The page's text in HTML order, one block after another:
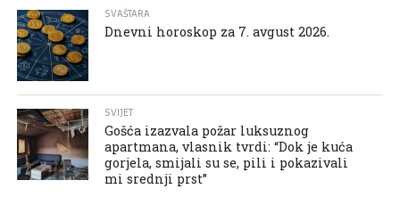
SVAŠTARA
Dnevni horoskop za 7. avgust 2026.
SVIJET
Gošća izazvala požar luksuznog
apartmana, vlasnik tvrdi: “Dok je kuća
gorjela, smijali su se, pili i pokazivali
mi srednji prst”